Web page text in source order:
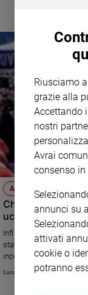
AMERICA
Charlie Kirk, chi
ucciso da un
Influencer politico,
stato assassinato
incendiare la
Luca Cereda
Riusciamo
grazie alla
Accettando
nostri
Avrai
consenso
annunci su
attivati
cookie o
potranno